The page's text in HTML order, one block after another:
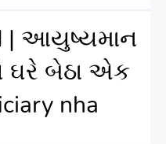
| આયુષ્યમાન
ઘરે બેઠા એક
nha